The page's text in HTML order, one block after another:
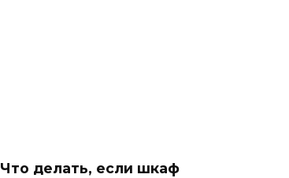
Что делать, если шкаф